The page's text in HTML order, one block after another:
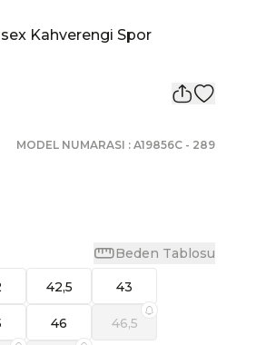
Kahverengi Spor
MODEL NUMARASI : A19856C- 289
Beden Tablosu
42,5 43
46 46,5